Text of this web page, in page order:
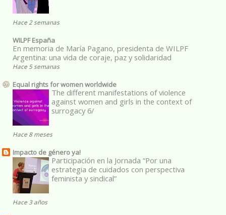
Hace 2 semanas
WILPF España
En memoria de María Pagano, presidenta de WILPF
Argentina: una vida de coraje, paz y solidaridad
Hace 5 semanas
Equal rights for women worldwide
The different manifestations of violence
against women and girls in the context of
surrogacy 6/
Hace 8 meses
Impacto de género ya!
Participación en la Jornada “Por una
estrategia de cuidados con perspectiva
feminista y sindical”
Hace 3 años